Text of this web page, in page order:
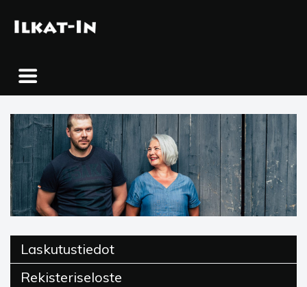
Laskutustiedot
Rekisteriseloste